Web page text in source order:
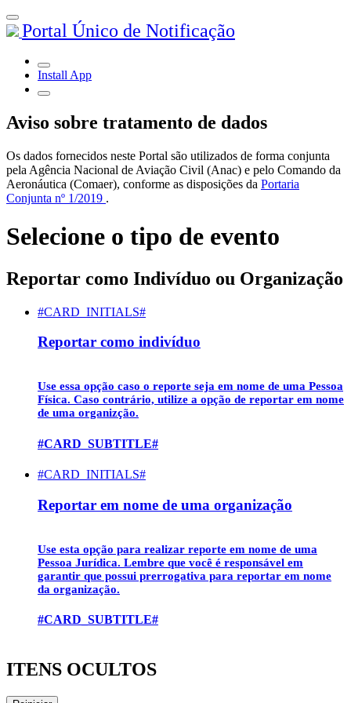
Portal Único de Notificação
Install App
Aviso sobre tratamento de dados
Os dados fornecidos neste Portal são utilizados de forma conjunta
pela Agência Nacional de Aviação Civil (Anac) e pelo Comando da
Aeronáutica (Comaer), conforme as disposições da Portaria
Conjunta nº 1/2019 .
Selecione o tipo de evento
Reportar como Indivíduo ou Organização
#CARD_INITIALS#
Reportar como indivíduo
Use essa opção caso o reporte seja em nome de uma Pessoa
Física. Caso contrário, utilize a opção de reportar em nome
de uma organizção.
#CARD_SUBTITLE#
#CARD_INITIALS#
Reportar em nome de uma organização
Use esta opção para realizar reporte em nome de uma
Pessoa Jurídica. Lembre que você é responsável em
garantir que possui prerrogativa para reportar em nome
da organização.
#CARD_SUBTITLE#
ITENS OCULTOS